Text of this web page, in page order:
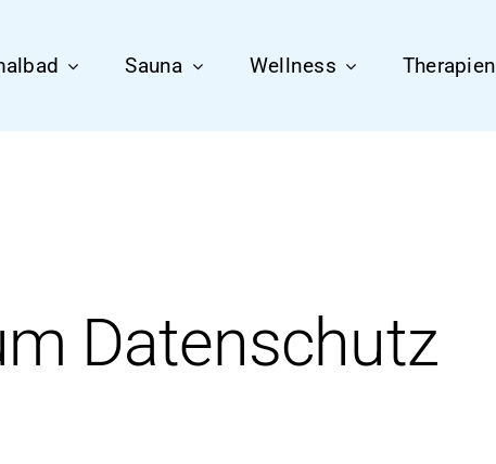
Sauna Wellness Therapien
Datenschutz